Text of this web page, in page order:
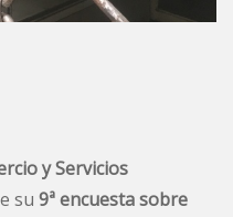
y Servicios
su 9ª encuesta sobre